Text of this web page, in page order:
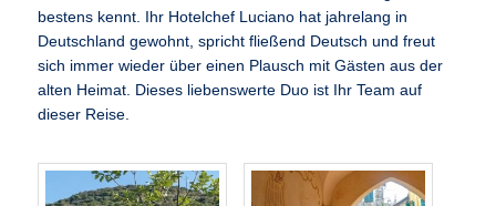
bestens kennt. Ihr Hotelchef Luciano hat jahrelang in
Deutschland gewohnt, spricht fließend Deutsch und freut
sich immer wieder über einen Plausch mit Gästen aus der
alten Heimat. Dieses liebenswerte Duo ist Ihr Team auf
dieser Reise.